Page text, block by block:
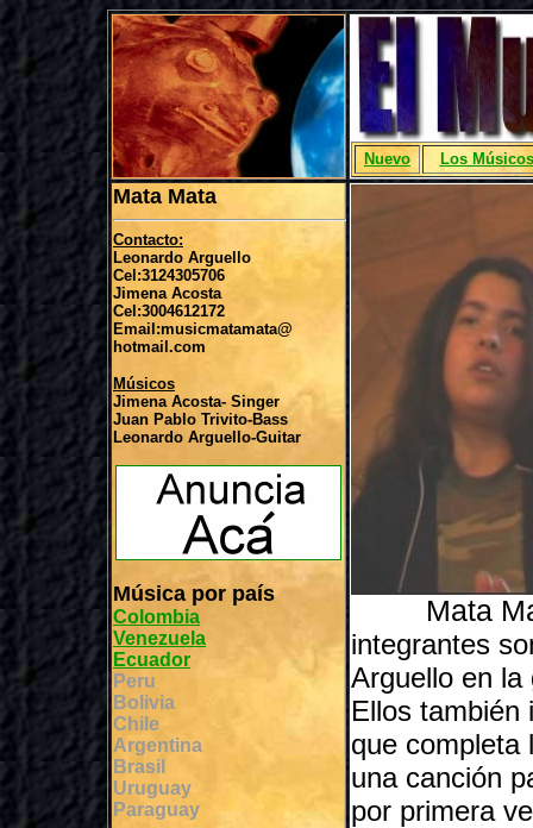
Nuevo Los Músicos
Mata Mata
Contacto:
Leonardo Arguello
Cel:3124305706
Jimena Acosta
Cel:3004612172
Email:musicmatamata@
hotmail.com
Músicos
Jimena Acosta- Singer
Juan Pablo Trivito-Bass
Leonardo Arguello-Guitar
Música por país
Colombia
Venezuela
Ecuador
Peru
Bolivia
Chile
Argentina
Brasil
Uruguay
Paraguay
Mata
integrantes
Arguello en
Ellos también
que completa
una canción
por primera